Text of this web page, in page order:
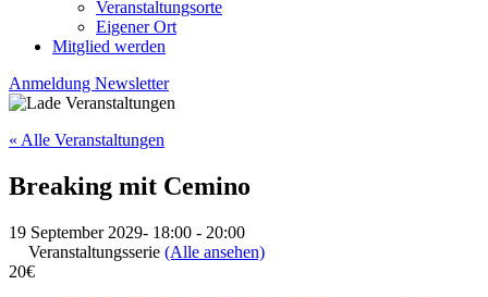
Veranstaltungsorte
Eigener Ort
Mitglied werden
Anmeldung Newsletter
« Alle Veranstaltungen
Breaking mit Cemino
19 September 2029- 18:00 - 20:00
Veranstaltungsserie (Alle ansehen)
20€